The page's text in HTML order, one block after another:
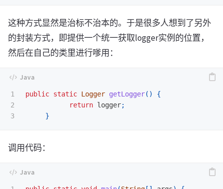
这种方式显然是治标不治本的。于是很多人想到了另外
的封装方式，即提供一个统一获取logger实例的位置，
然后在自己的类里进行嗲用：
1
2
public static Logger getLogger()
{
return logger;
}
调用代码：